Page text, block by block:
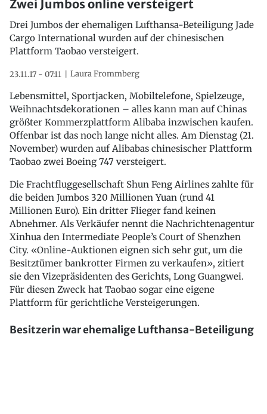
Zwei Jumbos online versteigert
Drei Jumbos der ehemaligen Lufthansa-Beteiligung Jade
Cargo International wurden auf der chinesischen
Plattform Taobao versteigert.
23.11.17 - 07:11 Laura Frommberg
Lebensmittel, Sportjacken, Mobiltelefone, Spielzeuge,
Weihnachtsdekorationen – alles kann man auf Chinas
größter Kommerzplattform Alibaba inzwischen kaufen.
Offenbar ist das noch lange nicht alles. Am Dienstag (21.
November) wurden auf Alibabas chinesischer Plattform
Taobao zwei Boeing 747 versteigert.
Die Frachtfluggesellschaft Shun Feng Airlines zahlte für
die beiden Jumbos 320 Millionen Yuan (rund 41
Millionen Euro). Ein dritter Flieger fand keinen
Abnehmer. Als Verkäufer nennt die Nachrichtenagentur
Xinhua den Intermediate People’s Court of Shenzhen
City. «Online-Auktionen eignen sich sehr gut, um die
Besitztümer bankrotter Firmen zu verkaufen», zitiert
sie den Vizepräsidenten des Gerichts, Long Guangwei.
Für diesen Zweck hat Taobao sogar eine eigene
Plattform für gerichtliche Versteigerungen.
Besitzerin war ehemalige Lufthansa-Beteiligung